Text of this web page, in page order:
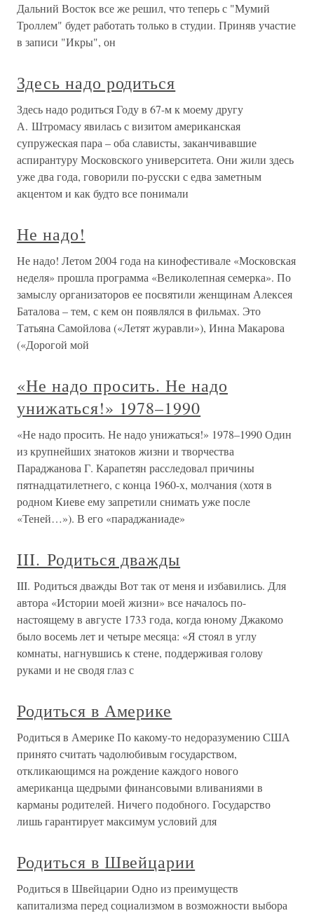
Дальний Восток все же решил, что теперь с "Мумий
Троллем" будет работать только в студии. Приняв участие
в записи "Икры", он
Здесь надо родиться
Здесь надо родиться Году в 67-м к моему другу
А. Штромасу явилась с визитом американская
супружеская пара – оба слависты, заканчивавшие
аспирантуру Московского университета. Они жили здесь
уже два года, говорили по-русски с едва заметным
акцентом и как будто все понимали
Не надо!
Не надо! Летом 2004 года на кинофестивале «Московская
неделя» прошла программа «Великолепная семерка». По
замыслу организаторов ее посвятили женщинам Алексея
Баталова – тем, с кем он появлялся в фильмах. Это
Татьяна Самойлова («Летят журавли»), Инна Макарова
(«Дорогой мой
«Не надо просить. Не надо
унижаться!» 1978–1990
«Не надо просить. Не надо унижаться!» 1978–1990 Один
из крупнейших знатоков жизни и творчества
Параджанова Г. Карапетян расследовал причины
пятнадцатилетнего, с конца 1960-х, молчания (хотя в
родном Киеве ему запретили снимать уже после
«Теней…»). В его «параджаниаде»
III. Родиться дважды
III. Родиться дважды Вот так от меня и избавились. Для
автора «Истории моей жизни» все началось по-
настоящему в августе 1733 года, когда юному Джакомо
было восемь лет и четыре месяца: «Я стоял в углу
комнаты, нагнувшись к стене, поддерживая голову
руками и не сводя глаз с
Родиться в Америке
Родиться в Америке По какому-то недоразумению США
принято считать чадолюбивым государством,
откликающимся на рождение каждого нового
американца щедрыми финансовыми вливаниями в
карманы родителей. Ничего подобного. Государство
лишь гарантирует максимум условий для
Родиться в Швейцарии
Родиться в Швейцарии Одно из преимуществ
капитализма перед социализмом в возможности выбора